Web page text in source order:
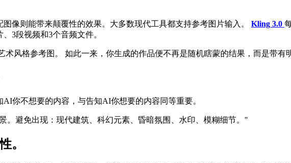
像则能带来颠覆性的效果。大多数现代工具都支持参考图片输入。 Kling 3.0
、3段视频和3个音频文件。
术风格参考图。 如此一来，你生成的作品便不再是随机瞎蒙的结果，而是带有
你不想要的内容，与告知AI你想要的内容同等重要。
。避免出现：现代建筑、科幻元素、昏暗氛围、水印、模糊细节。"
。